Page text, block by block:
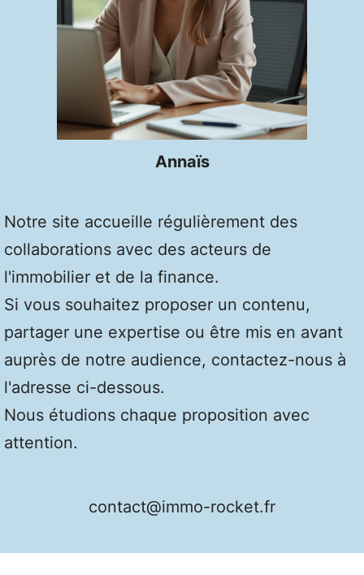
Annaïs
Notre site accueille régulièrement des
collaborations avec des acteurs de
l'immobilier et de la finance.
Si vous souhaitez proposer un contenu,
partager une expertise ou être mis en avant
auprès de notre audience, contactez-nous à
l'adresse ci-dessous.
Nous étudions chaque proposition avec
attention.
contact@immo-rocket.fr